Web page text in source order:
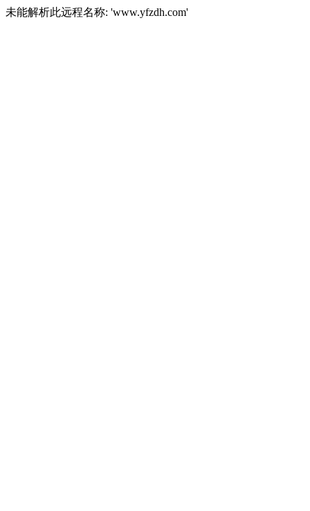
未能解析此远程名称: 'www.yfzdh.com'